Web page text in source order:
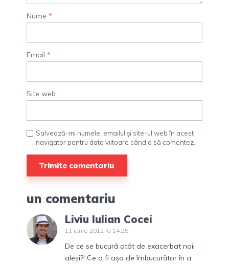
Nume *
Email *
Site web
Salvează-mi numele, emailul și site-ul web în acest
navigator pentru data viitoare când o să comentez.
un comentariu
Liviu Iulian Cocei
11 iunie 2012 la 14:25
De ce se bucură atât de exacerbat noii
aleşi?! Ce o fi aşa de îmbucurător în a